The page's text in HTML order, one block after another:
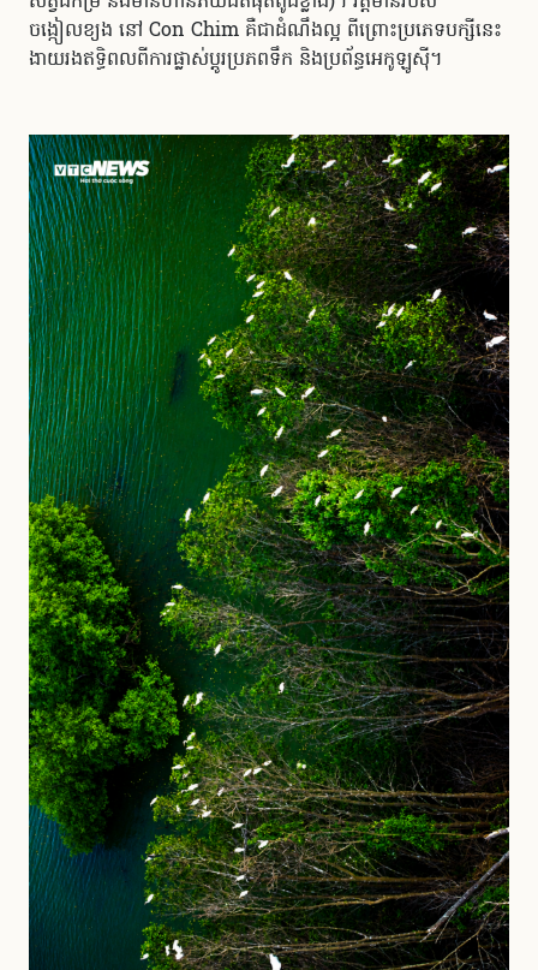
ចង្កៀលខ្យង នៅ Con Chim គឺជាដំណឹងល្អ ពីព្រោះប្រភេទបក្សីនេះ
ងាយរងឥទ្ធិពលពីការផ្លាស់ប្តូរប្រភពទឹក និងប្រព័ន្ធអេកូឡូស៊ី។